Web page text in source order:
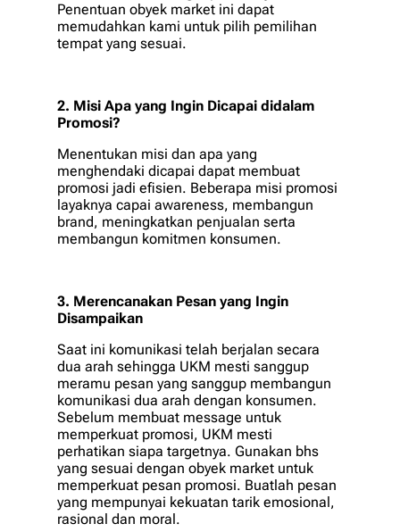
Penentuan obyek market ini dapat
memudahkan kami untuk pilih pemilihan
tempat yang sesuai.
2. Misi Apa yang Ingin Dicapai didalam
Promosi?
Menentukan misi dan apa yang
menghendaki dicapai dapat membuat
promosi jadi efisien. Beberapa misi promosi
layaknya capai awareness, membangun
brand, meningkatkan penjualan serta
membangun komitmen konsumen.
3. Merencanakan Pesan yang Ingin
Disampaikan
Saat ini komunikasi telah berjalan secara
dua arah sehingga UKM mesti sanggup
meramu pesan yang sanggup membangun
komunikasi dua arah dengan konsumen.
Sebelum membuat message untuk
memperkuat promosi, UKM mesti
perhatikan siapa targetnya. Gunakan bhs
yang sesuai dengan obyek market untuk
memperkuat pesan promosi. Buatlah pesan
yang mempunyai kekuatan tarik emosional,
rasional dan moral.